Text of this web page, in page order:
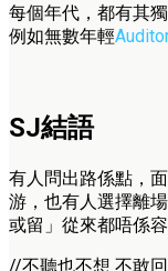
每個年代，都有其
例如無數年輕
SJ結語
有人問出路係點，
游，也有人選擇離
或留」從來都唔係容
//不聽也不想 不敢